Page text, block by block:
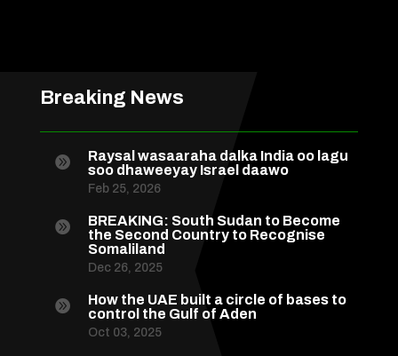
Breaking News

Raysal wasaaraha dalka India oo lagu
soo dhaweeyay Israel daawo
Feb 25, 2026

BREAKING: South Sudan to Become
the Second Country to Recognise
Somaliland
Dec 26, 2025

How the UAE built a circle of bases to
control the Gulf of Aden
Oct 03, 2025